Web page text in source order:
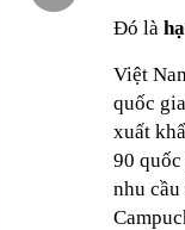
Đó là
Việt
quốc
xuất
90
nhu